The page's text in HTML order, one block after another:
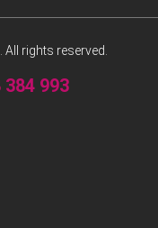
. All rights reserved.
384 993